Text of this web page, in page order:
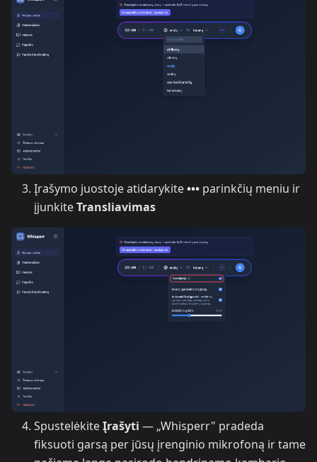
Įrašymo juostoje atidarykite••• parinkčių meniu ir
įjunkiteTransliavimas
SpustelėkiteĮrašyti — „Whisperr" pradeda
fiksuoti garsą per jūsų įrenginio mikrofoną ir tame